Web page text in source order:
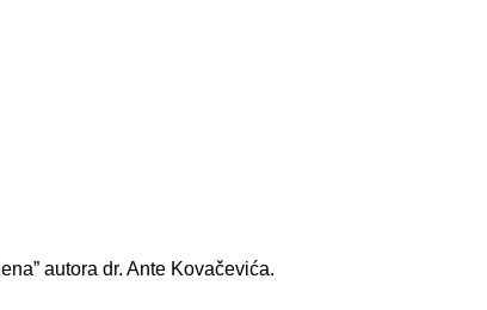
autora dr. Ante Kovačevića.